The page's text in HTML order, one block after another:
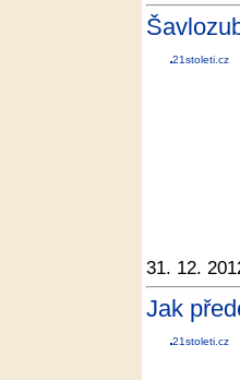
21stoleti.cz
31. 12.
Jak
21stoleti.cz